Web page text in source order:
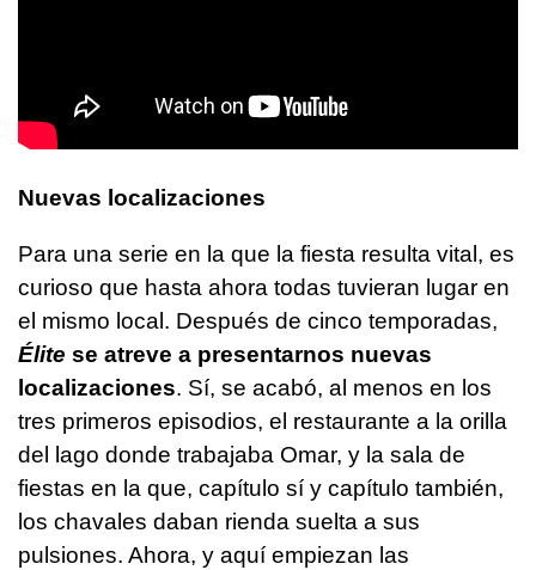
Nuevas localizaciones
Para una serie en la que la fiesta resulta vital, es
curioso que hasta ahora todas tuvieran lugar en
el mismo local. Después de cinco temporadas,
Élite se atreve a presentarnos nuevas
localizaciones. Sí, se acabó, al menos en los
tres primeros episodios, el restaurante a la orilla
del lago donde trabajaba Omar, y la sala de
fiestas en la que, capítulo sí y capítulo también,
los chavales daban rienda suelta a sus
pulsiones. Ahora, y aquí empiezan las